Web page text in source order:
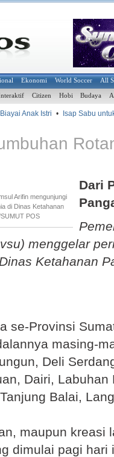
Ekonomi World Soccer All
Citizen Hobi Budaya
Anak Istri • Isap Sabu untuk
Arifin mengunjungi
di Dinas Ketahanan
POS
Dari
menggelar
Ketahanan
se-Provinsi
masing-
Deli
Dairi, Labuhan
Balai,
maupun kreasi
dimulai pagi hari